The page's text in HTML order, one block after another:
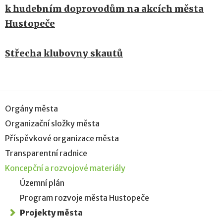
k hudebním doprovodům na akcích města
Hustopeče
Střecha klubovny skautů
Orgány města
Organizační složky města
Příspěvkové organizace města
Transparentní radnice
Koncepční a rozvojové materiály
Územní plán
Program rozvoje města Hustopeče
Projekty města